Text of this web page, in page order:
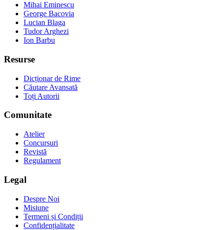
Mihai Eminescu
George Bacovia
Lucian Blaga
Tudor Arghezi
Ion Barbu
Resurse
Dicționar de Rime
Căutare Avansată
Toți Autorii
Comunitate
Atelier
Concursuri
Revistă
Regulament
Legal
Despre Noi
Misiune
Termeni și Condiții
Confidențialitate